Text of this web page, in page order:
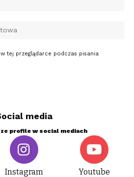
tej przeglądarce podczas pisania
media
profile w social mediach
Instagram Youtube